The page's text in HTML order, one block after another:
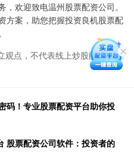
欢迎致电温州股票配资公司。
方案，助您把握投资良机股票配
观点，不代表线上炒股配资观点
码！专业股票配资平台助你投
股票配资公司软件：投资者的